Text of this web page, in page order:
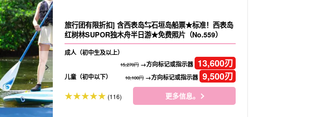
旅行团有限折扣] 含西表岛⇆石垣岛船票★标准！西表岛
红树林SUPOR独木舟半日游★免费照片（No.559）
成人（初中生及以上）
15,270円→方向标记或指示器 13,600刃
儿童（初中以下） 10,100円→方向标记或指示器 9,500刃
(116) 更多信息。